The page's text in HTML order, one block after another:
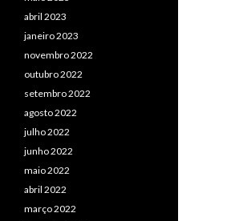
abril 2023
janeiro 2023
novembro 2022
outubro 2022
setembro 2022
agosto 2022
julho 2022
junho 2022
maio 2022
abril 2022
março 2022